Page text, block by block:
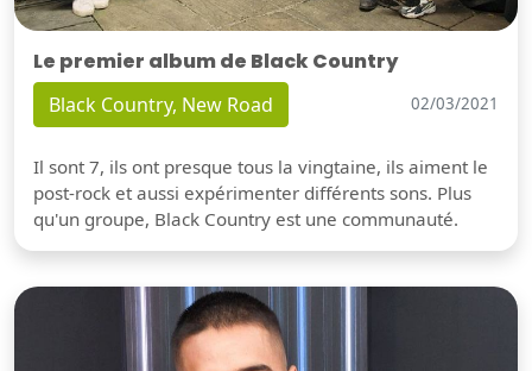
Le premier album de Black Country
Black Country, New Road 02/03/2021
Il sont 7, ils ont presque tous la vingtaine, ils aiment le
post-rock et aussi expérimenter différents sons. Plus
qu'un groupe, Black Country est une communauté.